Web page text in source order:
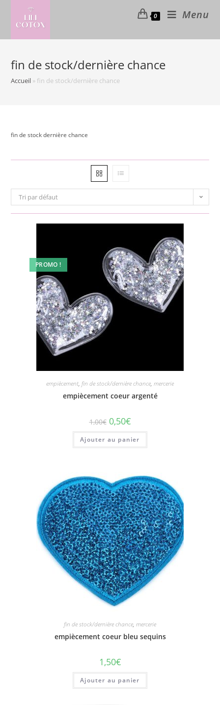
content
0 Menu
fin de stock/dernière chance
Accueil » fin de stock/dernière chance
fin de stock dernière chance
Tri par défaut
PROMO !
empiècement, fin de stock/dernière chance, mercerie
empiècement coeur argenté
1,00€ 0,50€
Ajouter au panier
fin de stock/dernière chance, mercerie
empiècement coeur bleu sequins
1,50€
Ajouter au panier